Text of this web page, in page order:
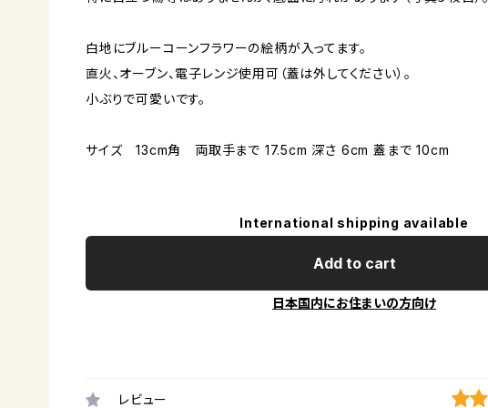
白地にブルーコーンフラワーの絵柄が入ってます。
直火、オーブン、電子レンジ使用可（蓋は外してください）。
小ぶりで可愛いです。
サイズ 13cm角 両取手まで 17.5cm 深さ 6cm 蓋まで 10cm
International shipping available
Add to cart
日本国内にお住まいの方向け
レビュー